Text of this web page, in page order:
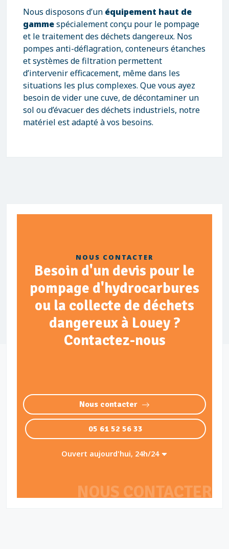
Nous disposons d’un équipement haut de
gammespécialement conçu pour le pompage
et le traitement des déchets dangereux. Nos
pompes anti-déflagration, conteneurs étanches
et systèmes de filtration permettent
d’intervenir efficacement, même dans les
situations les plus complexes. Que vous ayez
besoin de vider une cuve, de décontaminer un
sol ou d’évacuer des déchets industriels, notre
matériel est adapté à vos besoins.
NOUS CONTACTER
NOUS CONTACTER
Besoin d'un devis pour le
pompage d'hydrocarbures
ou la collecte de déchets
dangereux à Louey ?
Contactez-nous
Nous contacter
05 61 52 56 33
Ouvert aujourd'hui, 24h/24